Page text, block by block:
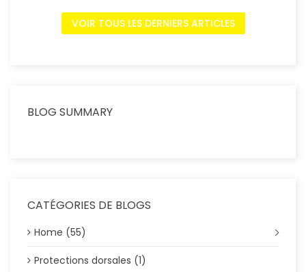
VOIR TOUS LES DERNIERS ARTICLES
BLOG SUMMARY
CATÉGORIES DE BLOGS
Home (55)
Protections dorsales (1)